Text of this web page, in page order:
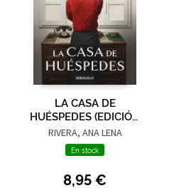
LA CASA DE
HUÉSPEDES (EDICIÓN
LIMITADA · VERANO)
RIVERA, ANA LENA
En stock
8,95 €